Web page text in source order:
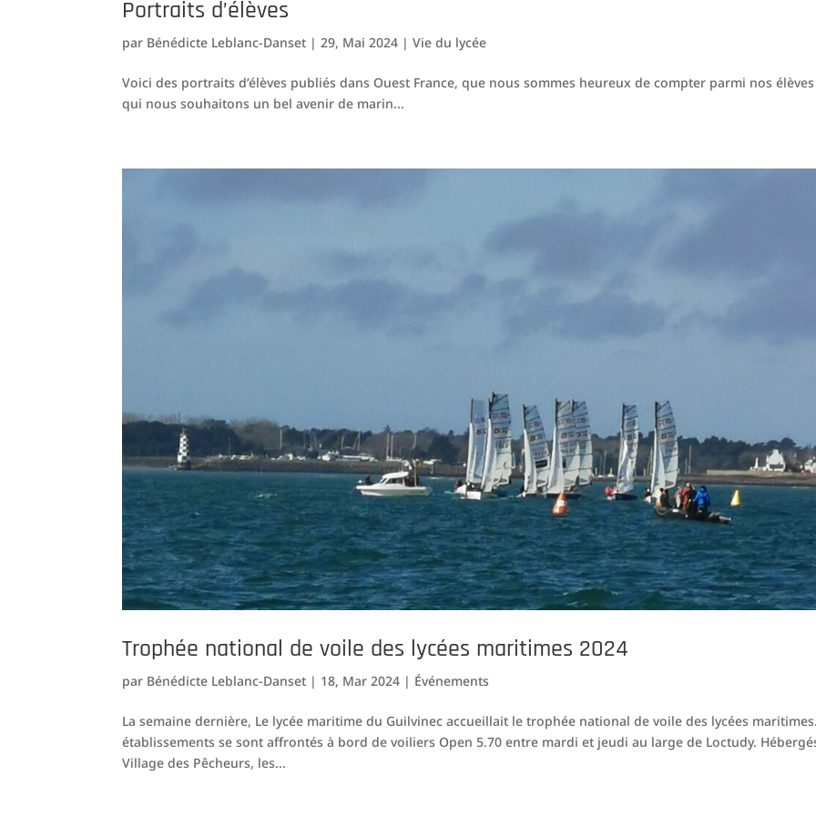
Portraits d’élèves
par Bénédicte Leblanc-Danset |29, Mai 2024 |Vie du lycée
Voici des portraits d’élèves publiés dans Ouest France, que nous sommes heureux de compter parmi nos
qui nous souhaitons un bel avenir de marin...
Trophée national de voile des lycées maritimes 2024
par Bénédicte Leblanc-Danset | 18, Mar 2024 | Événements
La semaine dernière, Le lycée maritime du Guilvinec accueillait le trophée national de voile des lycées
établissements se sont affrontés à bord de voiliers Open 5.70 entre mardi et jeudi au large de Loctudy.
Village des Pêcheurs, les...